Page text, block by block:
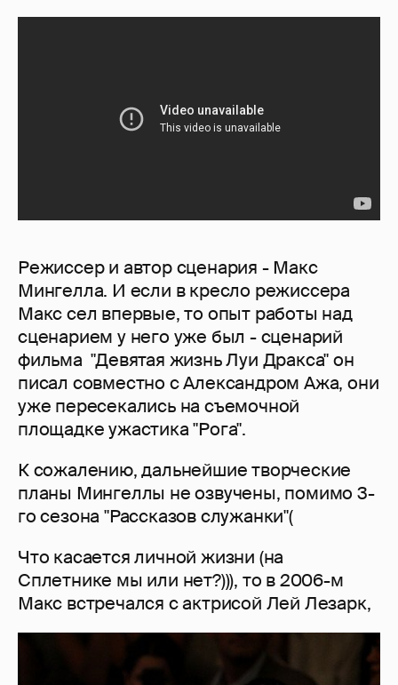
Режиссер и автор сценария - Макс
Мингелла. И если в кресло режиссера
Макс сел впервые, то опыт работы над
сценарием у него уже был - сценарий
фильма "Девятая жизнь Луи Дракса" он
писал совместно с Александром Ажа, они
уже пересекались на съемочной
площадке ужастика "Рога".
К сожалению, дальнейшие творческие
планы Мингеллы не озвучены, помимо 3-
го сезона "Рассказов служанки"(
Что касается личной жизни (на
Сплетнике мы или нет?))), то в 2006-м
Макс встречался с актрисой Лей Лезарк,